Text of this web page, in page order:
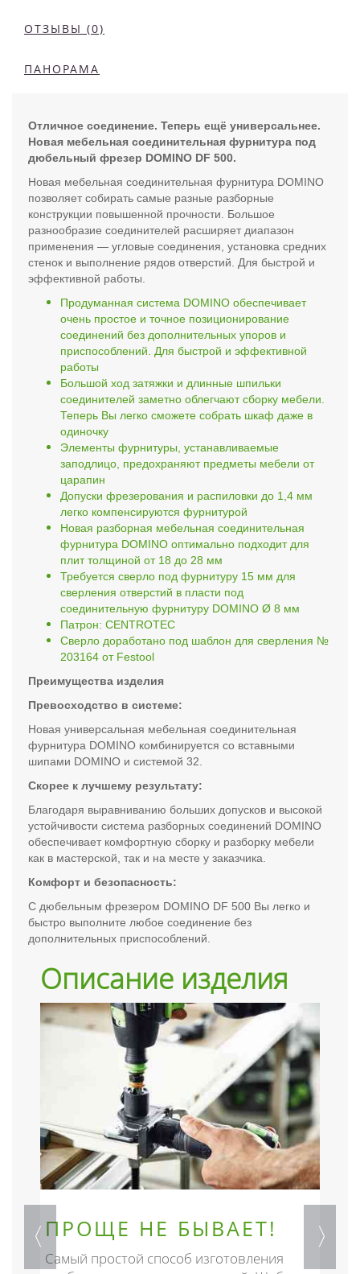
ОТЗЫВЫ (0)
ПАНОРАМА
Отличное соединение. Теперь ещё универсальнее.
Новая мебельная соединительная фурнитура под
дюбельный фрезер DOMINO DF 500.
Новая мебельная соединительная фурнитура DOMINO
позволяет собирать самые разные разборные
конструкции повышенной прочности. Большое
разнообразие соединителей расширяет диапазон
применения — угловые соединения, установка средних
стенок и выполнение рядов отверстий. Для быстрой и
эффективной работы.
Продуманная система DOMINO обеспечивает
очень простое и точное позиционирование
соединений без дополнительных упоров и
приспособлений. Для быстрой и эффективной
работы
Большой ход затяжки и длинные шпильки
соединителей заметно облегчают сборку мебели.
Теперь Вы легко сможете собрать шкаф даже в
одиночку
Элементы фурнитуры, устанавливаемые
заподлицо, предохраняют предметы мебели от
царапин
Допуски фрезерования и распиловки до 1,4 мм
легко компенсируются фурнитурой
Новая разборная мебельная соединительная
фурнитура DOMINO оптимально подходит для
плит толщиной от 18 до 28 мм
Требуется сверло под фурнитуру 15 мм для
сверления отверстий в пласти под
соединительную фурнитуру DOMINO Ø 8 мм
Патрон: CENTROTEC
Сверло доработано под шаблон для сверления №
203164 от Festool
Преимущества изделия
Превосходство в системе:
Новая универсальная мебельная соединительная
фурнитура DOMINO комбинируется со вставными
шипами DOMINO и системой 32.
Скорее к лучшему результату:
Благодаря выравниванию больших допусков и высокой
устойчивости система разборных соединений DOMINO
обеспечивает комфортную сборку и разборку мебели
как в мастерской, так и на месте у заказчика.
Комфорт и безопасность:
С дюбельным фрезером DOMINO DF 500 Вы легко и
быстро выполните любое соединение без
дополнительных приспособлений.
Описание изделия
ПРОЩЕ НЕ БЫВАЕТ!
Самый простой способ изготовления